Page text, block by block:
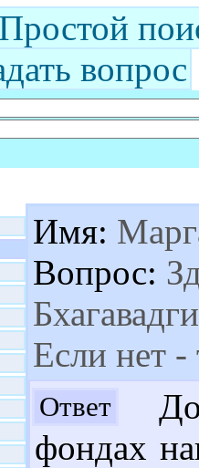
Простой
вопрос
Имя:
Вопрос:
Если нет -
Ответ
фондах